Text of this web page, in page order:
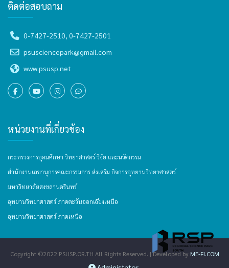
ติดต่อสอบถาม
0-7427-2510, 0-7427-2501
psusciencepark@gmail.com
www.psusp.net
หน่วยงานที่เกี่ยวข้อง
กระทรวงการอุดมศึกษา วิทยาศาสตร์ วิจัย และนวัตกรรม
สำนักงานเลขานุการคณะกรรมการ ส่งเสริม กิจการอุทยานวิทยาศาสตร์
มหาวิทยาลัยสงขลานครินทร์
อุทยานวิทยาศาสตร์ ภาคตะวันออกเฉียงเหนือ
อุทยานวิทยาศาสตร์ ภาคเหนือ
Copyright ©2022 PSUSP.OR.TH All Rights Reserved. | Developed by ME-FI.COM